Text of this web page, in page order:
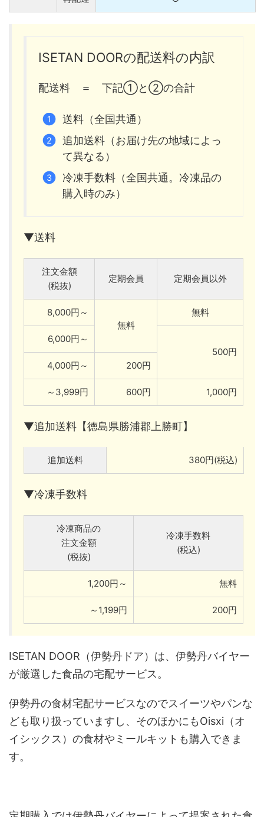
ISETAN DOORの配送料の内訳
配送料 ＝ 下記①と②の合計
送料（全国共通）
追加送料（お届け先の地域によっ
て異なる）
冷凍手数料（全国共通。冷凍品の
購入時のみ）
▼送料
注文金額
(税抜)
定期会員 定期会員以外
8,000円～
無料
無料
6,000円～
500円
4,000円～
200円
～3,999円 600円 1,000円
▼追加送料【徳島県勝浦郡上勝町】
追加送料 380円(税込)
▼冷凍手数料
冷凍商品の
注文金額
(税抜)
冷凍手数料
(税込)
1,200円～ 無料
～1,199円 200円
ISETAN DOOR（伊勢丹ドア）は、伊勢丹バイヤー
が厳選した食品の宅配サービス。
伊勢丹の食材宅配サービスなのでスイーツやパンな
ども取り扱っていますし、そのほかにもOisxi（オ
イシックス）の食材やミールキットも購入できま
す。